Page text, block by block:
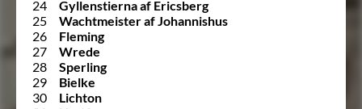
24
Gyllenstierna af Ericsberg
25
Wachtmeister af Johannishus
26
Fleming
27
Wrede
28
Sperling
29
Bielke
30
Lichton